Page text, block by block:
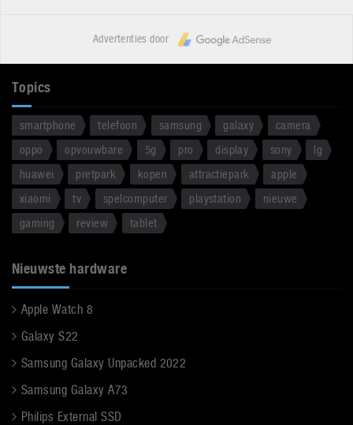
Advertenties door
Topics
smartphone telefoon samsung galaxy
camera
oppo
opvouwbare 5g pro display sony
lg
huawei
pretpark kopen attractiepark
apple
xiaomi
tv spelcomputer playstation
nieuwe
gaming
review tablet
Nieuwste hardware
Apple Watch 8
Galaxy S22
Samsung Galaxy Unpacked 2022
Samsung Galaxy A73
Philips External SSD